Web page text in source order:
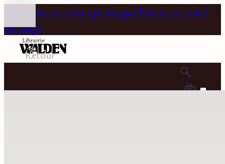
Passer au contenu principal Passer au pied
de page
0
Retour